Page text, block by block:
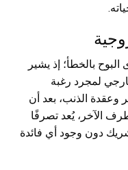
بالخطأ؛ إذ يشير
لمجرد رغبة
الذنب، بعد أن
الآخر، يُعد تصرفًا
دون وجود أي فائدة